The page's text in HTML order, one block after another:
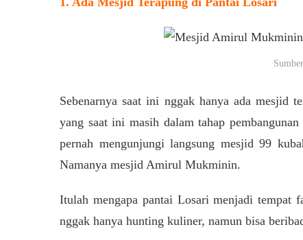
Sebenarnya saat ini nggak hanya ada mesjid
yang saat ini masih dalam tahap
pernah mengunjungi langsung mesjid 99
Namanya mesjid Amirul Mukminin.
Itulah mengapa pantai Losari menjadi tempat
nggak hanya hunting kuliner, namun bisa